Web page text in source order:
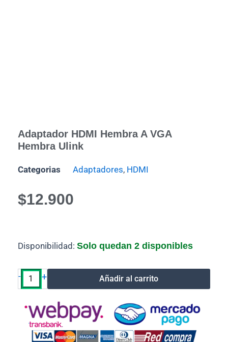
Adaptador HDMI Hembra A VGA
Hembra Ulink
Categorias Adaptadores, HDMI
$12.900
Disponibilidad: Solo quedan 2 disponibles
-
Adaptador
HDMI
VGA
Ulink
cantidad
+ Añadir al carrito